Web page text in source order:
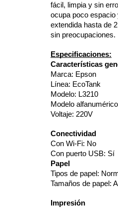
fácil, limpia y sin
ocupa poco
extendida hasta de
sin preocupaciones.
Especificaciones:
Características
Marca: Epson
Línea: EcoTank
Modelo: L3210
Modelo
Voltaje: 220V
Conectividad
Con Wi-Fi: No
Con puerto USB: Sí
Papel
Tipos de papel:
Tamaños de papel:
Impresión